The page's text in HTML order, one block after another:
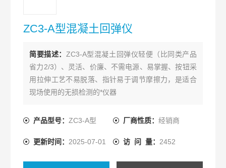
ZC3-A型混凝土回弹仪
简要描述： ZC3-A型混凝土回弹仪轻便（比同类产品
省力2/3）、灵活、价廉、不需电源、易掌握、按钮采
用拉伸工艺不易脱落、指针易于调节摩擦力，是适合
现场使用的无损检测的*仪器
产品型号：ZC3-A型 厂商性质： 经销商
更新时间： 2025-07-01 访 问 量： 2452